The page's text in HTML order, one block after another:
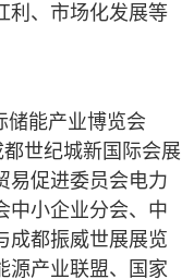
利、市场化发展等
储能产业博览会
都世纪城新国际会展
易促进委员会电力
中小企业分会、中
成都振威世展展览
源产业联盟、国家